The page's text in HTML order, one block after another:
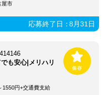
屋市
応募終了日：8月31日
も安心|メリハリ
1550円+交通費支給